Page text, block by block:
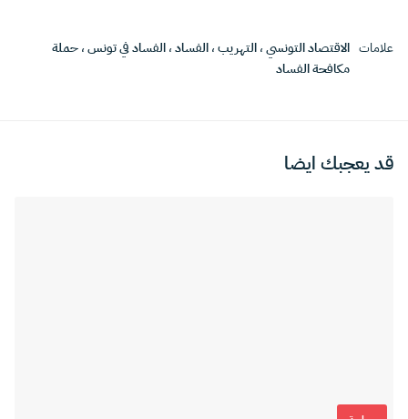
علامات الاقتصاد التونسي،التهريب،الفساد،الفساد في تونس،حملة
مكافحة الفساد
قد يعجبك ايضا